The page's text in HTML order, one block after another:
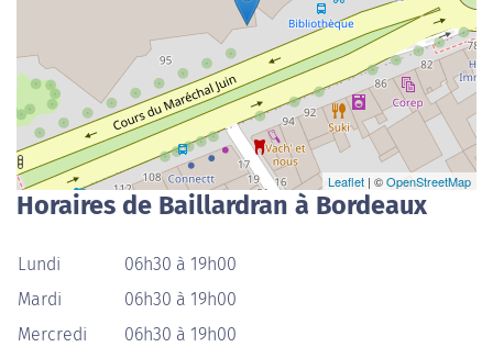
Leaflet | ©OpenStreetMap
Horaires de Baillardran à Bordeaux
Lundi
06h30 à 19h00
Mardi
06h30 à 19h00
Mercredi
06h30 à 19h00